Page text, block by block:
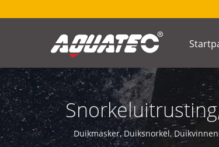
|
Duikmasker, Duiksnorkel,